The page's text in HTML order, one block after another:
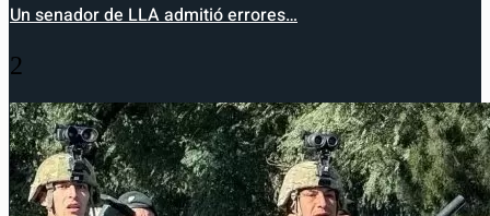
Un senador de LLA admitió errores…
2